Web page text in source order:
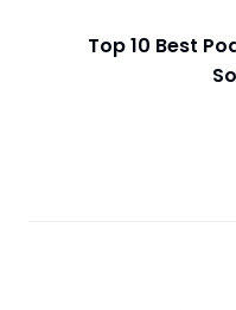
Top 10 Best